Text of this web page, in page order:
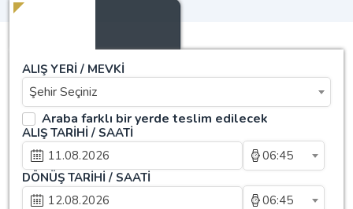
ALIŞ YERİ / MEVKİ
Şehir Seçiniz
Araba farklı bir yerde teslim edilecek
ALIŞ TARİHİ / SAATİ
06:45
DÖNÜŞ TARİHİ / SAATİ
06:45